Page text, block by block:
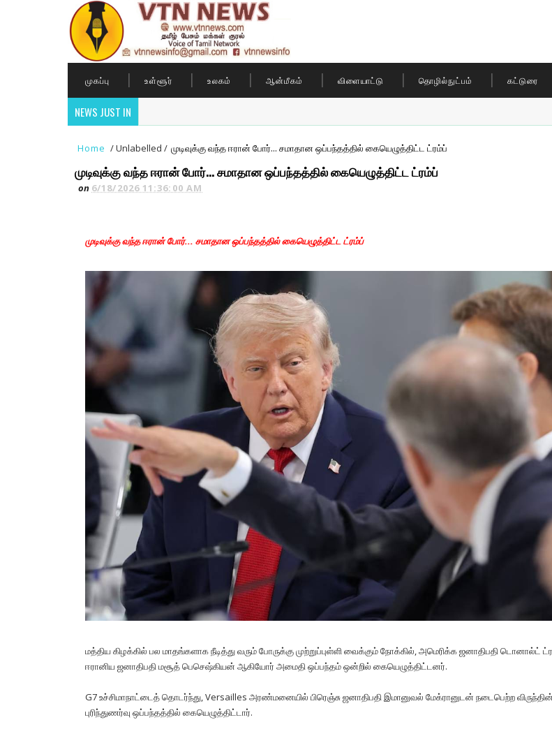
முகப்பு உள்ளூர் உலகம் ஆன்மீகம் விளையாட்டு தொழில்நுட்பம் கட்டுரை
NEWS JUST IN
Home /Unlabelled/ முடிவுக்கு வந்த ஈரான் போர்... சமாதான ஒப்பந்தத்தில் கையெழுத்திட்ட ட்ரம்ப்
முடிவுக்கு வந்த ஈரான் போர்... சமாதான ஒப்பந்தத்தில் கையெழுத்திட்ட ட்ரம்ப்
on 6/18/2026 11:36:00 AM
முடிவுக்கு வந்த ஈரான் போர்... சமாதான ஒப்பந்தத்தில் கையெழுத்திட்ட ட்ரம்ப்
மத்திய கிழக்கில் பல மாதங்களாக நீடித்து வரும் போருக்கு முற்றுப்புள்ளி வைக்கும் நோக்கில், அமெரிக்க ஜனாதிபதி டொனால்ட்
ஈரானிய ஜனாதிபதி மசூத் பெசெஷ்கியன் ஆகியோர் அமைதி ஒப்பந்தம் ஒன்றில் கையெழுத்திட்டனர்.
G7 உச்சிமாநாட்டைத் தொடர்ந்து, Versailles அரண்மனையில் பிரெஞ்சு ஜனாதிபதி இமானுவல் மேக்ரானுடன் நடைபெற்ற
புரிந்துணர்வு ஒப்பந்தத்தில் கையெழுத்திட்டார்.